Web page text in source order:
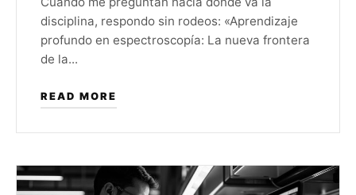
disciplina, respondo sin rodeos: «Aprendizaje
profundo en espectroscopía: La nueva frontera
de la...
READ MORE